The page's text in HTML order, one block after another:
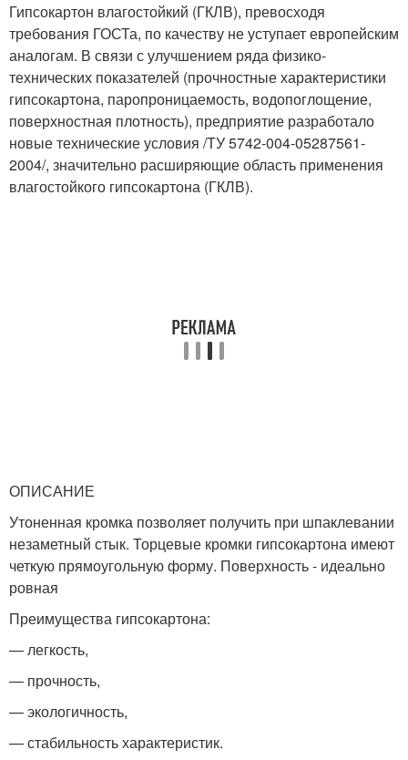
Гипсокартон влагостойкий (ГКЛВ), превосходя
требования ГОСТа, по качеству не уступает европейским
аналогам. В связи с улучшением ряда физико-
технических показателей (прочностные характеристики
гипсокартона, паропроницаемость, водопоглощение,
поверхностная плотность), предприятие разработало
новые технические условия /ТУ 5742-004-05287561-
2004/, значительно расширяющие область применения
влагостойкого гипсокартона (ГКЛВ).
ОПИСАНИЕ
Утоненная кромка позволяет получить при шпаклевании
незаметный стык. Торцевые кромки гипсокартона имеют
четкую прямоугольную форму. Поверхность - идеально
ровная
Преимущества гипсокартона:
— легкость,
— прочность,
— экологичность,
— стабильность характеристик.